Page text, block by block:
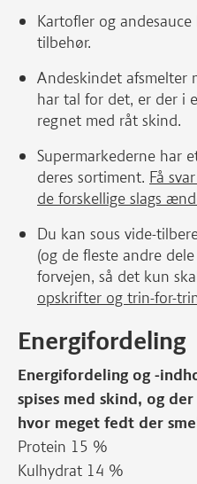
Kartofler og
tilbehør.
Andeskindet afsmelter
har tal for det, er der i
regnet med råt skind.
Supermarkederne har
deres sortiment. Få
de forskellige slags
Du kan sous vide-
(og de fleste andre
forvejen, så det kun
opskrifter og trin-for-
Energifordeling
Energifordeling og -
spises med skind, og
hvor meget fedt der
Protein 15 %
Kulhydrat 14 %